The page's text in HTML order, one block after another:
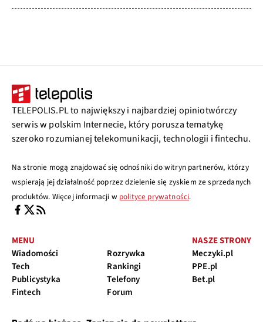
TELEPOLIS.PL to największy i najbardziej opiniotwórczy
serwis w polskim Internecie, który porusza tematykę
szeroko rozumianej telekomunikacji, technologii i fintechu.
Na stronie mogą znajdować się odnośniki do witryn partnerów, którzy
wspierają jej działalność poprzez dzielenie się zyskiem ze sprzedanych
produktów. Więcej informacji w polityce prywatności.
MENU
Wiadomości
Tech
Publicystyka
Fintech
Rozrywka
Rankingi
Telefony
Forum
NASZE STRONY
Meczyki.pl
PPE.pl
Bet.pl